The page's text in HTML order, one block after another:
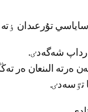
تۇرعىدان
ەرتە الىنعان ەر
تٷسەدٸ.